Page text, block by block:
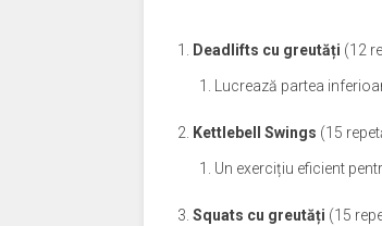
Deadlifts cu greutăți (12
Lucrează partea
Kettlebell Swings (15
Un exercițiu eficient
Squats cu greutăți (15